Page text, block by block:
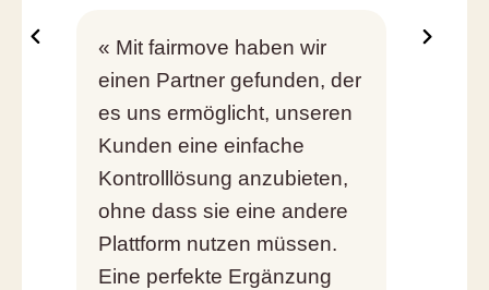
« Mit fairmove haben wir
einen Partner gefunden, der
es uns ermöglicht, unseren
Kunden eine einfache
Kontrolllösung anzubieten,
ohne dass sie eine andere
Plattform nutzen müssen.
Eine perfekte Ergänzung